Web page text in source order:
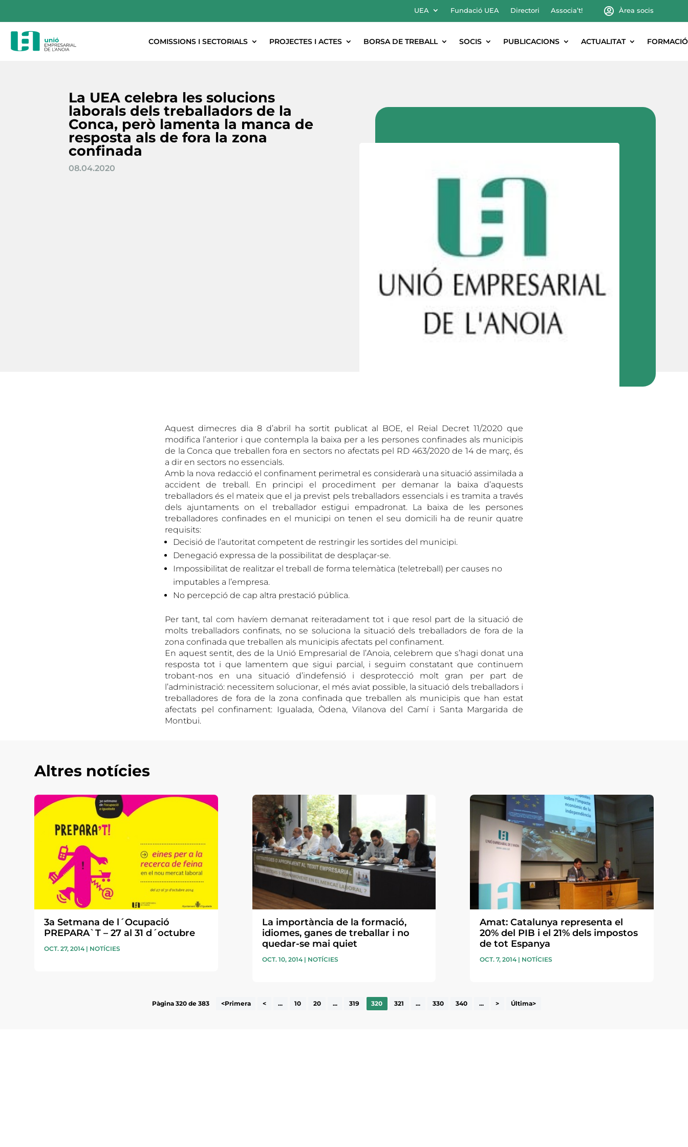
UEA Fundació UEA Directori Associa’t! Àrea socis
COMISSIONS I SECTORIALS PROJECTES I ACTES BORSA DE TREBALL SOCIS PUBLICACIONS ACTUALITAT FORMACIÓ
La UEA celebra les solucions
laborals dels treballadors de la
Conca, però lamenta la manca de
resposta als de fora la zona
confinada
08.04.2020
Aquest dimecres dia 8 d’abril ha sortit publicat al BOE, el Reial Decret 11/2020 que
modifica l’anterior i que contempla la baixa per a les persones confinades als municipis
de la Conca que treballen fora en sectors no afectats pel RD 463/2020 de 14 de març, és
a dir en sectors no essencials.
Amb la nova redacció el confinament perimetral es considerarà una situació assimilada a
accident de treball. En principi el procediment per demanar la baixa d’aquests
treballadors és el mateix que el ja previst pels treballadors essencials i es tramita a través
dels ajuntaments on el treballador estigui empadronat. La baixa de les persones
treballadores confinades en el municipi on tenen el seu domicili ha de reunir quatre
requisits:
Decisió de l’autoritat competent de restringir les sortides del municipi.
Denegació expressa de la possibilitat de desplaçar-se.
Impossibilitat de realitzar el treball de forma telemàtica (teletreball) per causes no
imputables a l’empresa.
No percepció de cap altra prestació pública.
Per tant, tal com havíem demanat reiteradament tot i que resol part de la situació de
molts treballadors confinats, no se soluciona la situació dels treballadors de fora de la
zona confinada que treballen als municipis afectats pel confinament.
En aquest sentit, des de la Unió Empresarial de l’Anoia, celebrem que s’hagi donat una
resposta tot i que lamentem que sigui parcial, i seguim constatant que continuem
trobant-nos en una situació d’indefensió i desprotecció molt gran per part de
l’administració: necessitem solucionar, el més aviat possible, la situació dels treballadors i
treballadores de fora de la zona confinada que treballen als municipis que han estat
afectats pel confinament: Igualada, Òdena, Vilanova del Camí i Santa Margarida de
Montbui.
Altres notícies
3a Setmana de l´Ocupació
PREPARA`T – 27 al 31 d´octubre
OCT. 27, 2014 | NOTÍCIES
La importància de la formació,
idiomes, ganes de treballar i no
quedar-se mai quiet
OCT. 10, 2014| NOTÍCIES
Amat: Catalunya representa el
20% del PIB i el 21% dels impostos
de tot Espanya
OCT. 7, 2014| NOTÍCIES
Pàgina 320 de 383 <Primera < ... 10 20 ... 319 320 321 ... 330 340 ... > Última>